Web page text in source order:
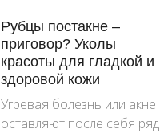
Рубцы постакне –
приговор? Уколы
красоты для гладкой и
здоровой кожи
Угревая болезнь или акне
оставляют после себя ряд